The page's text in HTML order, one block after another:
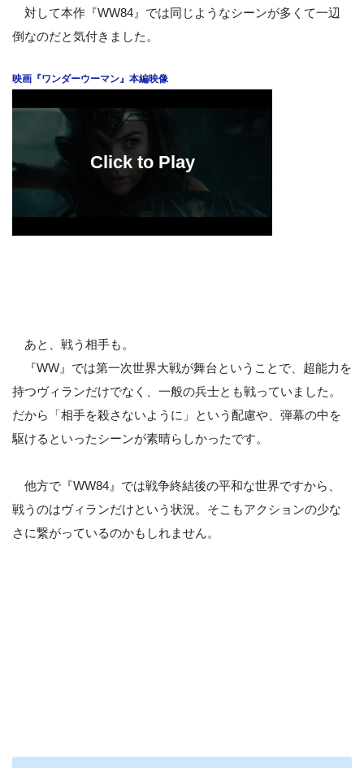
対して本作『WW84』では同じようなシーンが多くて一辺
倒なのだと気付きました。
映画『ワンダーウーマン』本編映像
あと、戦う相手も。
『WW』では第一次世界大戦が舞台ということで、超能力を
持つヴィランだけでなく、一般の兵士とも戦っていました。
だから「相手を殺さないように」という配慮や、弾幕の中を
駆けるといったシーンが素晴らしかったです。
他方で『WW84』では戦争終結後の平和な世界ですから、
戦うのはヴィランだけという状況。そこもアクションの少な
さに繋がっているのかもしれません。